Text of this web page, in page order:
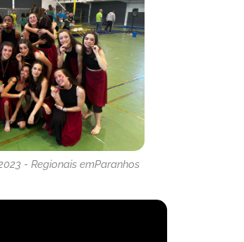
- Regionais emParanhos